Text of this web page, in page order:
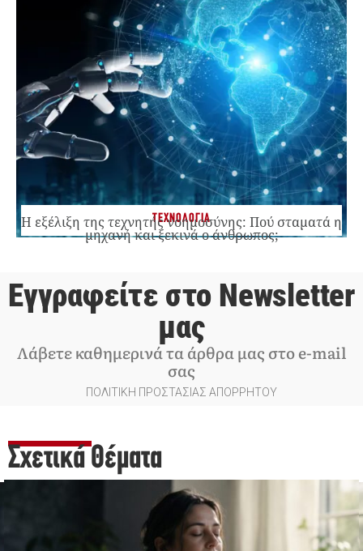
ΤΕΧΝΟΛΟΓΙΑ
Η εξέλιξη της τεχνητής νοημοσύνης: Πού σταματά η
μηχανή και ξεκινά ο άνθρωπος;
Εγγραφείτε στο Newsletter
μας
Λάβετε καθημερινά τα άρθρα μας στο e-mail
σας
ΠΟΛΙΤΙΚΗ ΠΡΟΣΤΑΣΙΑΣ ΑΠΟΡΡΗΤΟΥ
Σχετικά Θέματα